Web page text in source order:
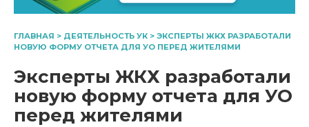
ГЛАВНАЯ > ДЕЯТЕЛЬНОСТЬ УК > ЭКСПЕРТЫ ЖКХ РАЗРАБОТАЛИ
НОВУЮ ФОРМУ ОТЧЕТА ДЛЯ УО ПЕРЕД ЖИТЕЛЯМИ
Эксперты ЖКХ разработали
новую форму отчета для УО
перед жителями